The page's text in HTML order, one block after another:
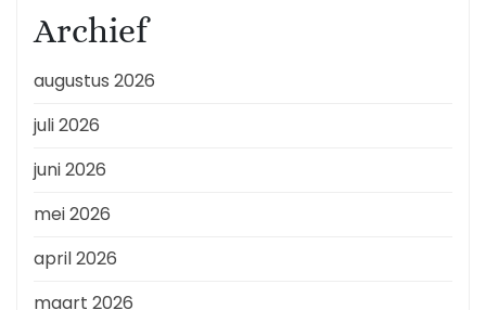
Archief
augustus 2026
juli 2026
juni 2026
mei 2026
april 2026
maart 2026